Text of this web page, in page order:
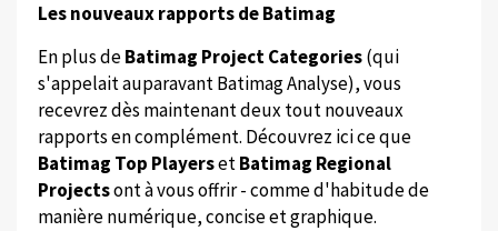
Les nouveaux rapports de Batimag
En plus deBatimag Project Categories(qui
s'appelait auparavant Batimag Analyse), vous
recevrez dès maintenant deux tout nouveaux
rapports en complément. Découvrez ici ce que
Batimag Top PlayersetBatimag Regional
Projectsont à vous offrir - comme d'habitude de
manière numérique, concise et graphique.